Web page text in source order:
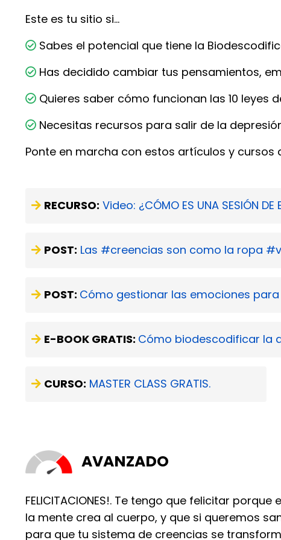
Este es tu sitio si…
Sabes el potencial que tiene la
Has decidido cambiar tus pensamientos,
Quieres saber cómo funcionan las 10 leyes
Necesitas recursos para salir de la
Ponte en marcha con estos artículos y cursos
RECURSO: Video: ¿CÓMO ES UNA SESIÓN DE
POST: Las #creencias son como la ropa
POST: Cómo gestionar las emociones
E-BOOK GRATIS: Cómo biodescodificar la
CURSO: MASTER CLASS GRATIS.
AVANZADO
FELICITACIONES!. Te tengo que felicitar
la mente crea al cuerpo, y que si queremos
para que tu sistema de creencias se